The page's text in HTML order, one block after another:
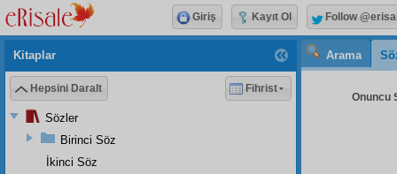
Arama
Onuncu
Kitaplar
Hepsini Daralt Fihrist
Sözler
Birinci Söz
İkinci Söz
Giriş Kayıt Ol Follow